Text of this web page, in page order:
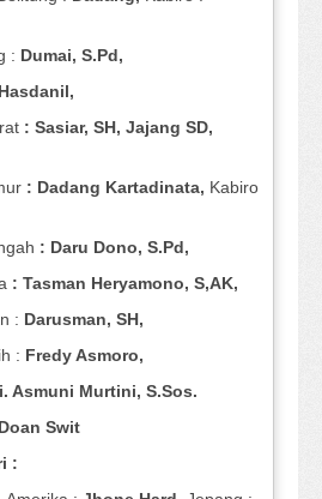
: Dumai, S.Pd,
Hasdanil,
: Sasiar, SH, Jajang SD,
: Dadang Kartadinata, Kabiro
: Daru Dono, S.Pd,
: Tasman Heryamono, S,AK,
: Darusman, SH,
: Fredy Asmoro,
Asmuni Murtini, S.Sos.
Doan Swit
: